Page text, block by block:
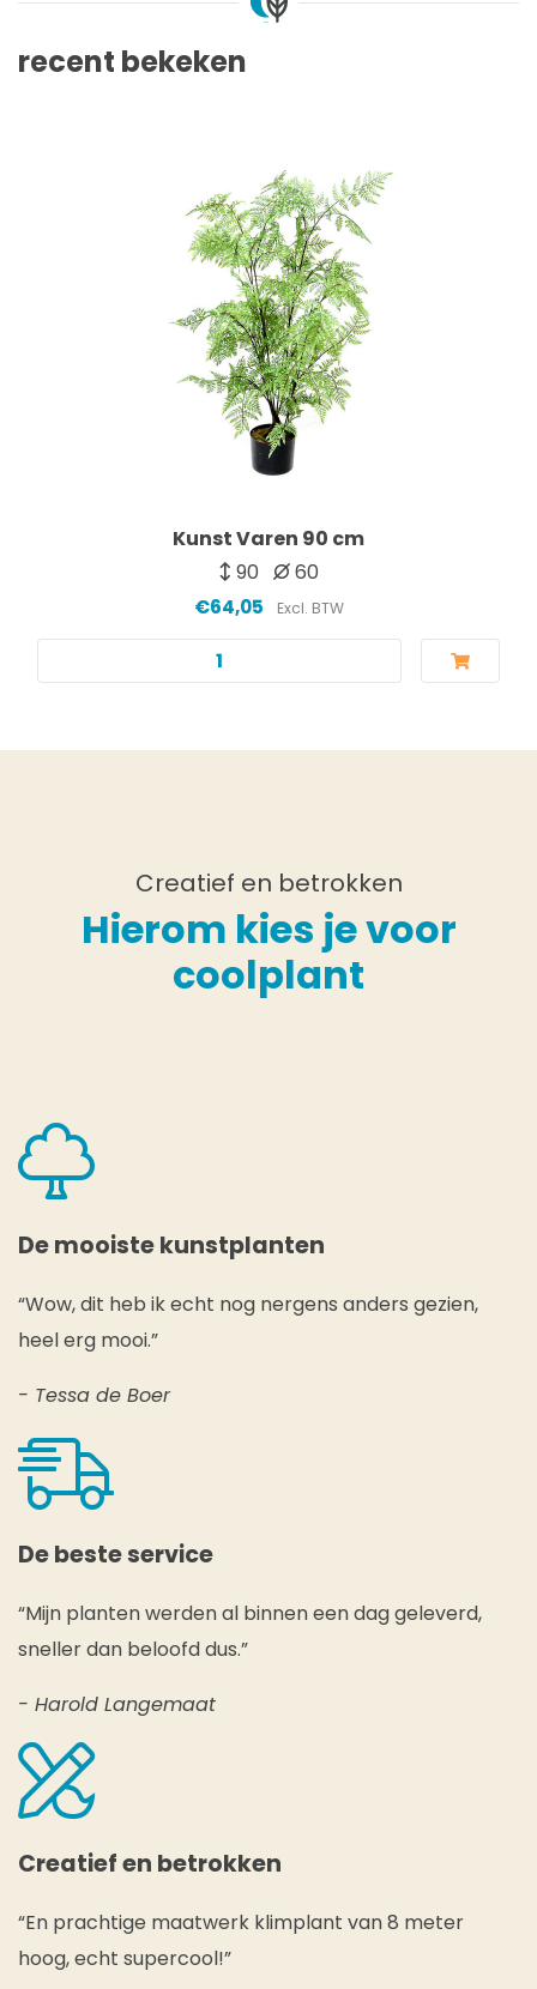
recent bekeken
Kunst Varen 90 cm
90
60
€64,05 Excl. BTW
Creatief en betrokken
Hierom kies je voor
coolplant
De mooiste kunstplanten
“Wow, dit heb ik echt nog nergens anders gezien,
heel erg mooi.”
- Tessa de Boer
De beste service
“Mijn planten werden al binnen een dag geleverd,
sneller dan beloofd dus.”
- Harold Langemaat
Creatief en betrokken
“En prachtige maatwerk klimplant van 8 meter
hoog, echt supercool!”